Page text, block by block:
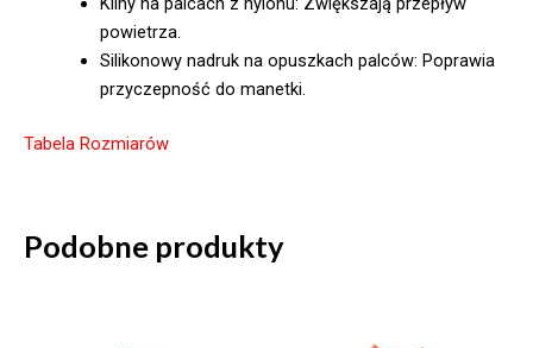
powietrza.
Silikonowy nadruk na opuszkach palców: Poprawia
przyczepność do manetki.
Tabela Rozmiarów
Podobne produkty